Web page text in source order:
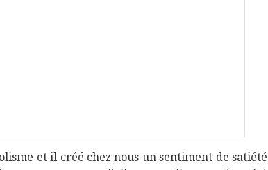
et il créé chez nous un sentiment de satiété